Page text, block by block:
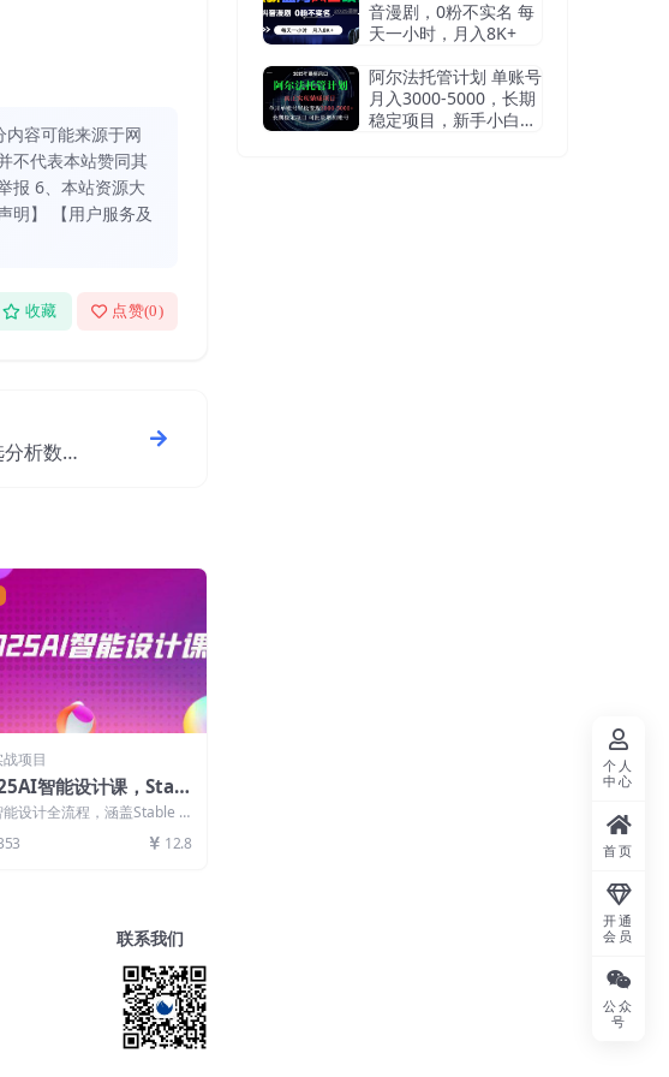
容可能来源于网
不代表本站赞同其
报 6、本站资源大
明】 【用户服务及
收藏 点赞(0)
析数
战项目
智能设计课，Stabl
，
景观全流程实战
设计全流程，涵盖Stable D
12.8
音漫剧，0粉不实名 每
天一小时，月入8K+
阿尔法托管计划 单账号
月入3000-5000，长期
稳定项目，新手小白轻
联系我们
个人
中心
首页
开通
会员
公众
号